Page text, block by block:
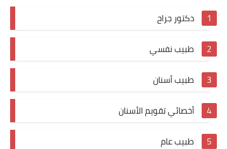
دكتور جراح
طبيب نفسي
طبيب أسنان
أخصائي تقويم الأسنان
طبيب عام